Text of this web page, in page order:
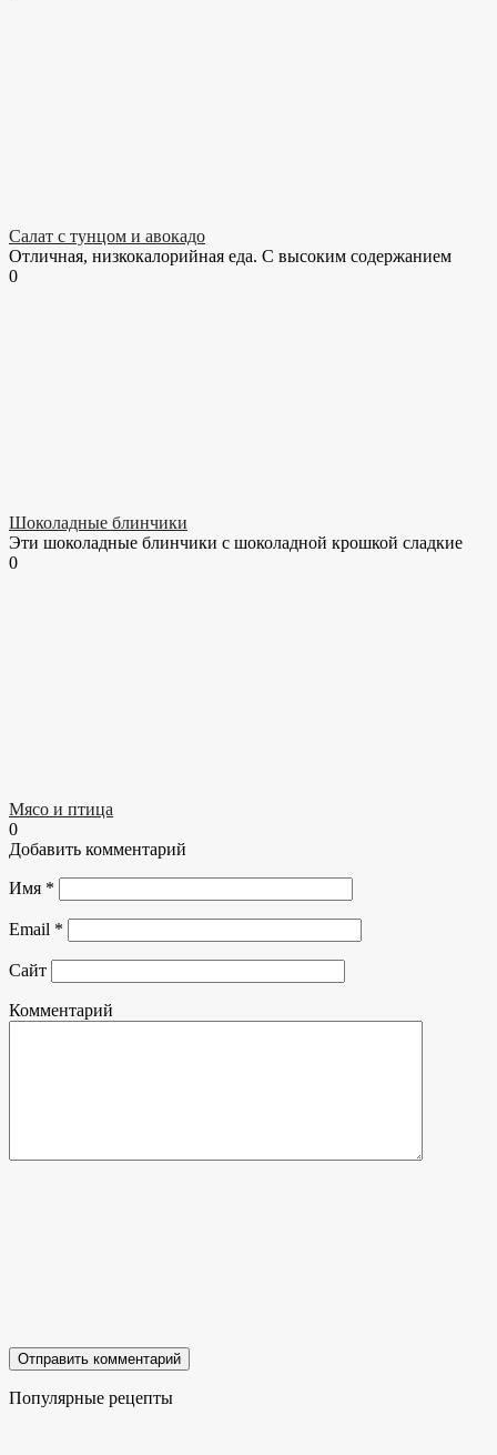
Салат с тунцом и авокадо
Отличная, низкокалорийная еда. С высоким содержанием
0
Шоколадные блинчики
Эти шоколадные блинчики с шоколадной крошкой сладкие
0
Мясо и птица
0
Добавить комментарий
Имя *
Email *
Сайт
Комментарий
Популярные рецепты